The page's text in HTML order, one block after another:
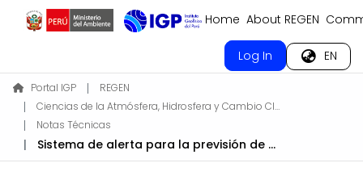
Home About REGEN
Log In EN
Portal IGP
REGEN
Ciencias de la Atmósfera, Hidrosfera y Cambio Climático
Notas Técnicas
Sistema de alerta para la previsión de eventos hidrológicos extremos en la Amazonía peruana. Nota técnica CTC-NT-02-2014